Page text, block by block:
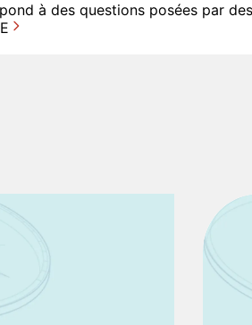
à des questions posées par